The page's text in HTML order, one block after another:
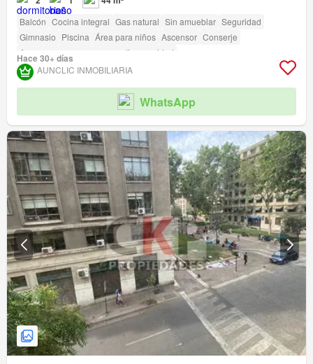
Balcón Cocina integral Gas natural Sin amueblar Seguridad
Gimnasio Piscina Área para niños Ascensor Conserje
Acceso para personas con discapacidad
Hace 30+ días
AUNCLIC INMOBILIARIA
WhatsApp